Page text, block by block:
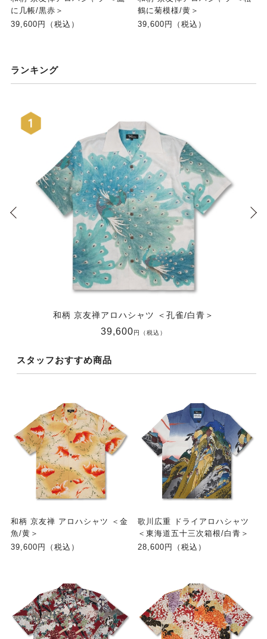
に几帳/黒赤＞
39,600円（税込）
鶴に菊模様/黄＞
39,600円（税込）
ランキング
和柄 京友禅アロハシャツ ＜孔雀/白青＞
39,600円（税込）
スタッフおすすめ商品
和柄 京友禅 アロハシャツ ＜金
魚/黄＞
39,600円（税込）
歌川広重 ドライアロハシャツ
＜東海道五十三次箱根/白青＞
28,600円（税込）